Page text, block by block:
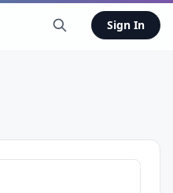
Sign In